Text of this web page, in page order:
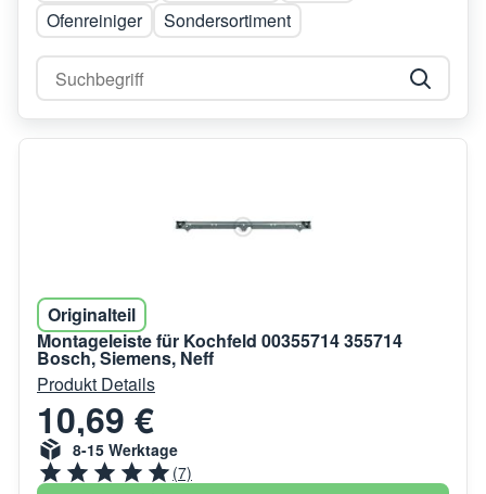
Ofenreiniger
Sondersortiment
Originalteil
Montageleiste für Kochfeld 00355714 355714
Bosch, Siemens, Neff
Produkt Details
10,69 €
8-15 Werktage
(7)